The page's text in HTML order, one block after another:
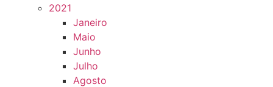
2021
Janeiro
Maio
Junho
Julho
Agosto